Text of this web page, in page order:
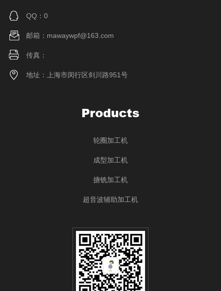
QQ：0
邮箱：mawaywpf@163.com
传真：
地址：上海市闵行区剑川路951号
Products
轮圈加工机
成型加工机
搪铣加工机
超音波辅助加工机